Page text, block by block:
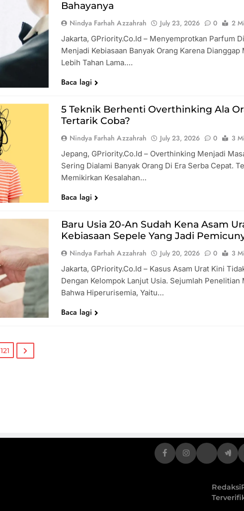
Bahayanya
Nindya Farhah Azzahrah July 23, 2026 0
2
Jakarta, GPriority.co.id – Menyemprotkan Parfum
Menjadi Kebiasaan Banyak Orang Karena Dianggap
Lebih Tahan Lama….
Baca lagi
5 Teknik Berhenti Overthinking Ala
Tertarik Coba?
Nindya Farhah Azzahrah July 23, 2026 0
3
Jepang, GPriority.co.id – Overthinking Menjadi
Sering Dialami Banyak Orang Di Era Serba Cepat.
Memikirkan Kesalahan…
Baca lagi
Baru Usia 20-An Sudah Kena Asam
Kebiasaan Sepele Yang Jadi
Nindya Farhah Azzahrah July 20, 2026 0
3
Jakarta, GPriority.co.id – Kasus Asam Urat Kini
Dengan Kelompok Lanjut Usia. Sejumlah Penelitian
Bahwa Hiperurisemia, Yaitu…
Baca lagi
121
Redaksi